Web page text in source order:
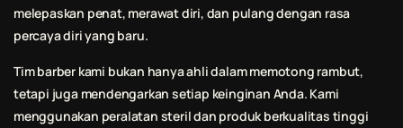
melepaskan penat, merawat diri, dan pulang dengan rasa
percaya diri yang baru.
Tim barber kami bukan hanya ahli dalam memotong rambut,
tetapi juga mendengarkan setiap keinginan Anda. Kami
menggunakan peralatan steril dan produk berkualitas tinggi